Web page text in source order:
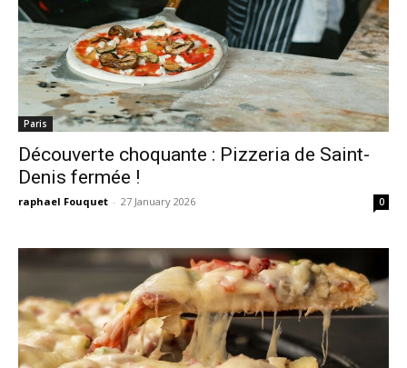
Paris
Découverte choquante : Pizzeria de Saint-
Denis fermée !
raphael Fouquet - 27 January 2026 0